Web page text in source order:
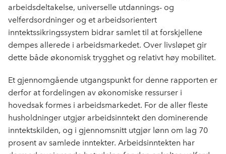
arbeidsdeltakelse, universelle utdannings- og
velferdsordninger og et arbeidsorientert
inntektssikringssystem bidrar samlet til at forskjellene
dempes allerede i arbeidsmarkedet. Over livsløpet gir
dette både økonomisk trygghet og relativt høy mobilitet.
Et gjennomgående utgangspunkt for denne rapporten er
derfor at fordelingen av økonomiske ressurser i
hovedsak formes i arbeidsmarkedet. For de aller fleste
husholdninger utgjør arbeidsinntekt den dominerende
inntektskilden, og i gjennomsnitt utgjør lønn om lag 70
prosent av samlede inntekter. Arbeidsinntekten har